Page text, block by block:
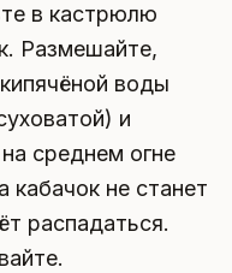
в кастрюлю
Размешайте,
воды
и
среднем огне
кабачок не станет
распадаться.